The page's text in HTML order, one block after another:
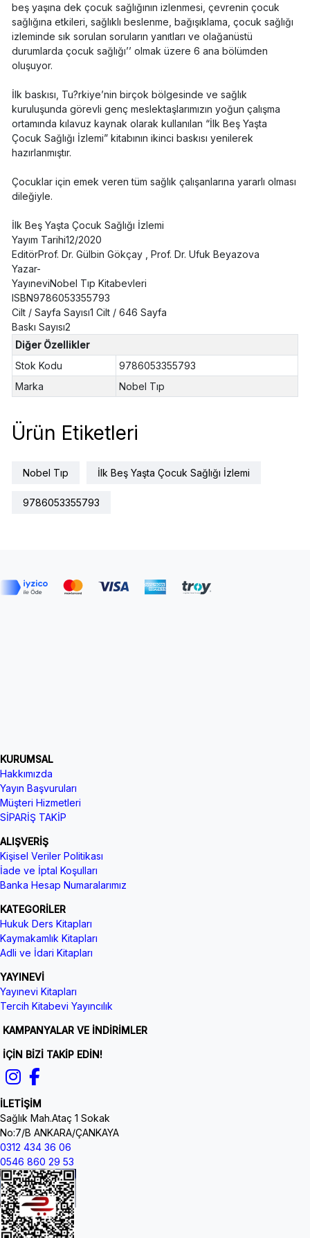
beş yaşına dek çocuk sağlığının izlenmesi, çevrenin çocuk
sağlığına etkileri, sağlıklı beslenme, bağışıklama, çocuk sağlığı
izleminde sık sorulan soruların yanıtları ve olağanüstü
durumlarda çocuk sağlığı’’ olmak üzere 6 ana bölümden
oluşuyor.
İlk baskısı, Tu?rkiye’nin birçok bölgesinde ve sağlık
kuruluşunda görevli genç meslektaşlarımızın yoğun çalışma
ortamında kılavuz kaynak olarak kullanılan “İlk Beş Yaşta
Çocuk Sağlığı İzlemi” kitabının ikinci baskısı yenilerek
hazırlanmıştır.
Çocuklar için emek veren tüm sağlık çalışanlarına yararlı olması
dileğiyle.
İlk Beş Yaşta Çocuk Sağlığı İzlemi
Yayım Tarihi12/2020
EditörProf. Dr. Gülbin Gökçay , Prof. Dr. Ufuk Beyazova
Yazar-
YayıneviNobel Tıp Kitabevleri
ISBN9786053355793
Cilt / Sayfa Sayısı1 Cilt / 646 Sayfa
Baskı Sayısı2
Diğer Özellikler
Stok Kodu
9786053355793
Marka
Nobel Tıp
Ürün Etiketleri
Nobel Tıp İlk Beş Yaşta Çocuk Sağlığı İzlemi
9786053355793
KURUMSAL
Hakkımızda
Yayın Başvuruları
Müşteri Hizmetleri
SİPARİŞ TAKİP
ALIŞVERİŞ
Kişisel Veriler Politikası
İade ve İptal Koşulları
Banka Hesap Numaralarımız
KATEGORİLER
Hukuk Ders Kitapları
Kaymakamlık Kitapları
Adli ve İdari Kitapları
YAYINEVİ
Yayınevi Kitapları
Tercih Kitabevi Yayıncılık
KAMPANYALAR VE İNDİRİMLER
İÇİN BİZİ TAKİP EDİN!
İLETİŞİM
Sağlık Mah.Ataç 1 Sokak
No:7/B ANKARA/ÇANKAYA
0312 434 36 06
0546 860 29 53